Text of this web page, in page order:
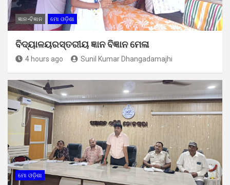
ଜ୍ଞାନ-ବିଜ୍ଞାନ ମୋ ଓଡ଼ିଶା
ବିଦ୍ୟାଳୟରସ୍ତରୀୟ ଜ୍ଞାନ ବିଜ୍ଞାନ ମେଳା
4 hours ago Sunil Kumar Dhangadamajhi
ମୋ ଓଡ଼ିଶା